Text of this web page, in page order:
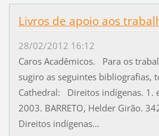
Livros de apoio aos
28/02/2012 16:12
Caros Acadêmicos. Para os
sugiro as seguintes bibliografias,
Cathedral: Direitos indígenas. 1.
2003. BARRETO, Helder Girão.
Direitos indígenas...